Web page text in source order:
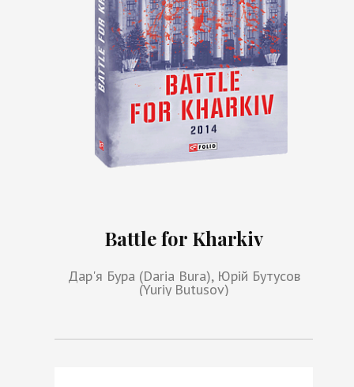
Battle for Kharkiv
Дар'я Бура (Daria Bura), Юрій Бутусов
(Yuriy Butusov)